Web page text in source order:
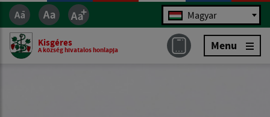
Jazyk Magyar
Kisgéres
A község hivatalos honlapja Menu